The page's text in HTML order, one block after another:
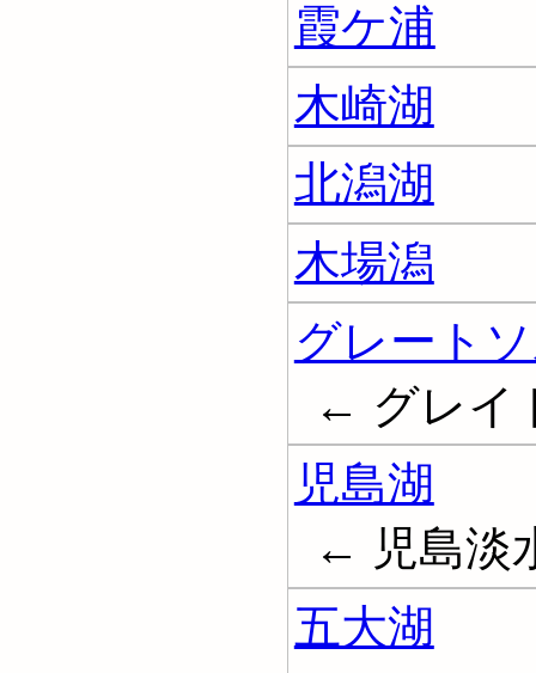
霞ケ浦
木崎湖
北潟湖
木場潟
グレート
← グレイ
児島湖
← 児島淡
五大湖